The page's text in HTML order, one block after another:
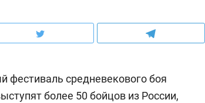
фестиваль средневекового боя
более 50 бойцов из России,